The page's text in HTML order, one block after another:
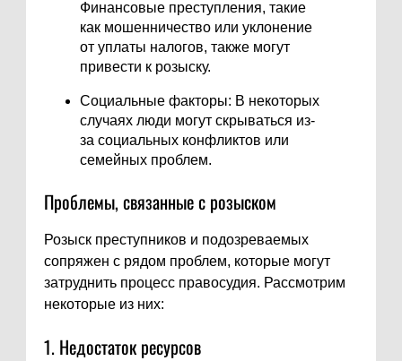
Финансовые преступления, такие
как мошенничество или уклонение
от уплаты налогов, также могут
привести к розыску.
Социальные факторы: В некоторых
случаях люди могут скрываться из-
за социальных конфликтов или
семейных проблем.
Проблемы, связанные с розыском
Розыск преступников и подозреваемых
сопряжен с рядом проблем, которые могут
затруднить процесс правосудия. Рассмотрим
некоторые из них:
1. Недостаток ресурсов